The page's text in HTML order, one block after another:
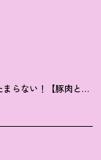
らない ！ 【豚肉とき